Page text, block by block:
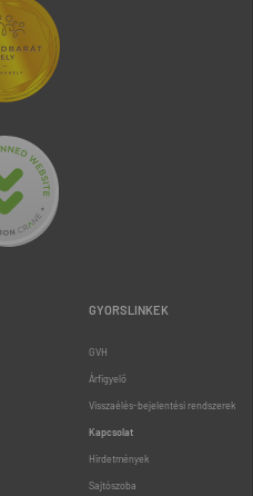
GYORSLINKEK
GVH
Árfigyelő
Visszaélés-bejelentési rendszerek
Kapcsolat
Hirdetmények
Sajtószoba